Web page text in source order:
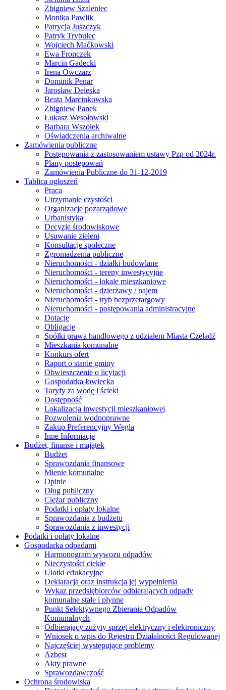
Zbigniew Szaleniec
Monika Pawlik
Patrycja Juszczyk
Patryk Trybulec
Wojciech Maćkowski
Ewa Fronczek
Marcin Gadecki
Irena Owczarz
Dominik Penar
Jarosław Deleska
Beata Marcinkowska
Zbigniew Panek
Łukasz Wesołowski
Barbara Wszołek
Oświadczenia archiwalne
Zamówienia publiczne
Postępowania z zastosowaniem ustawy Pzp od 2024r.
Plany postępowań
Zamówienia Publiczne do 31-12-2019
Tablica ogłoszeń
Praca
Utrzymanie czystości
Organizacje pozarządowe
Urbanistyka
Decyzje środowiskowe
Usuwanie zieleni
Konsultacje społeczne
Zgromadzenia publiczne
Nieruchomości - działki budowlane
Nieruchomości - tereny inwestycyjne
Nieruchomości - lokale mieszkaniowe
Nieruchomości - dzierżawy / najem
Nieruchomości - tryb bezprzetargowy
Nieruchomości - postępowania administracyjne
Dotacje
Obligacje
Spółki prawa handlowego z udziałem Miasta Czeladź
Mieszkania komunalne
Konkurs ofert
Raport o stanie gminy
Obwieszczenie o licytacji
Gospodarka łowiecka
Taryfy za wodę i ścieki
Dostępność
Lokalizacja inwestycji mieszkaniowej
Pozwolenia wodnoprawne
Zakup Preferencyjny Węgla
Inne Informacje
Budżet, finanse i majątek
Budżet
Sprawozdania finansowe
Mienie komunalne
Opinie
Dług publiczny
Ciężar publiczny
Podatki i opłaty lokalne
Sprawozdania z budżetu
Sprawozdania z inwestycji
Podatki i opłaty lokalne
Gospodarka odpadami
Harmonogram wywozu odpadów
Nieczystości ciekłe
Ulotki edukacyjne
Deklaracja oraz instrukcja jej wypełnienia
Wykaz przedsiębiorców odbierających odpady
komunalne stałe i płynne
Punkt Selektywnego Zbierania Odpadów
Komunalnych
Odbierający zużyty sprzęt elektryczny i elektroniczny
Wniosek o wpis do Rejestru Działalności Regulowanej
Najczęściej występujące problemy
Azbest
Akty prawne
Sprawozdawczość
Ochrona środowiska